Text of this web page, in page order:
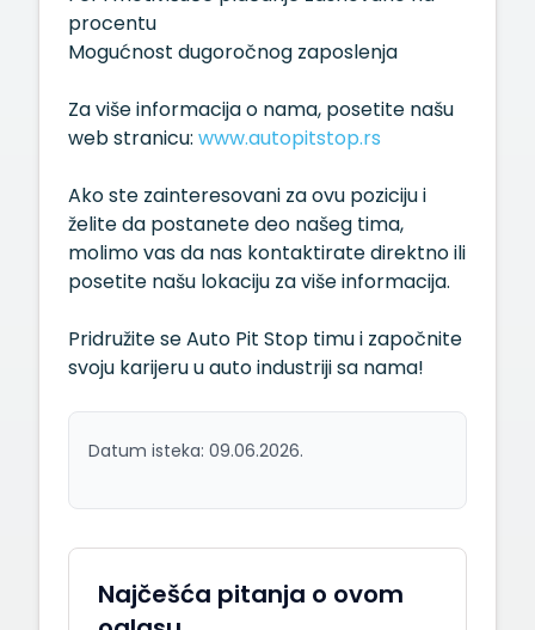
procentu
Mogućnost dugoročnog zaposlenja
Za više informacija o nama, posetite našu
web stranicu: www.autopitstop.rs
Ako ste zainteresovani za ovu poziciju i
želite da postanete deo našeg tima,
molimo vas da nas kontaktirate direktno ili
posetite našu lokaciju za više informacija.
Pridružite se Auto Pit Stop timu i započnite
svoju karijeru u auto industriji sa nama!
Datum isteka: 09.06.2026.
Najčešća pitanja o ovom